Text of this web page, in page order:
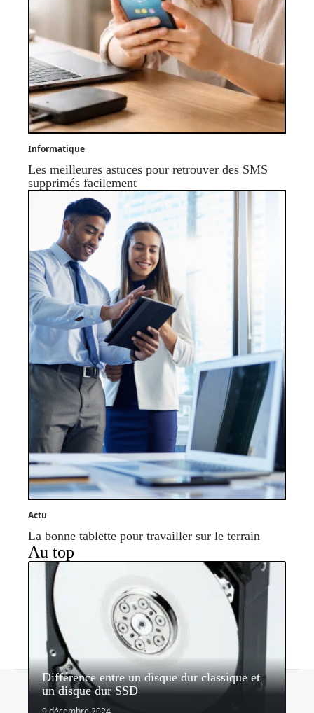
Informatique
Les meilleures astuces pour retrouver des SMS
supprimés facilement
Actu
La bonne tablette pour travailler sur le terrain
Au top
Différence entre un disque dur classique et
un disque dur SSD
© 2026 | mobiles-infos.com
Contact Mentions légales Sitemap